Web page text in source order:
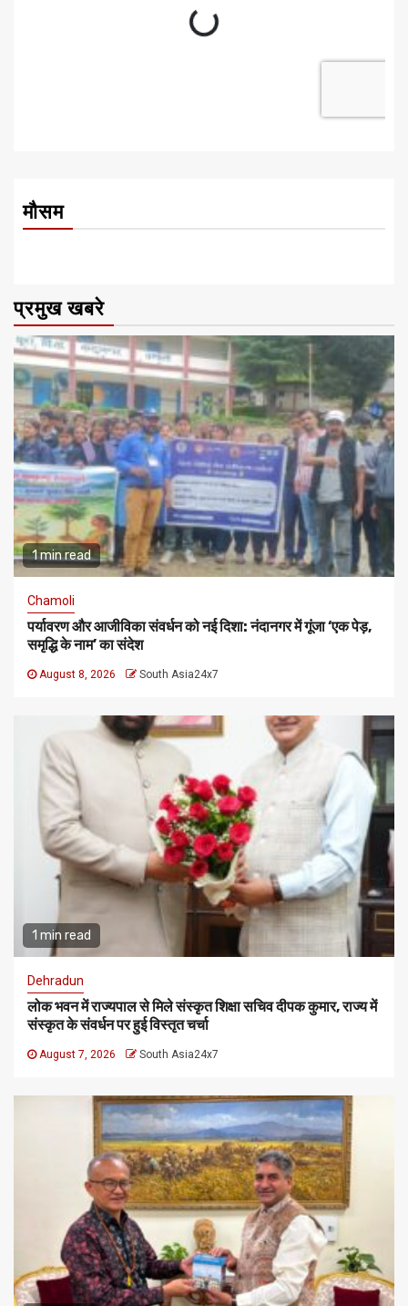
मौसम
प्रमुख खबरे
1 min read
Chamoli
पर्यावरण और आजीविका संवर्धन को नई दिशा: नंदानगर में गूंजा ‘एक पेड़,
समृद्धि के नाम’ का संदेश
August 8, 2026 South Asia24x7
1 min read
Dehradun
लोक भवन में राज्यपाल से मिले संस्कृत शिक्षा सचिव दीपक कुमार, राज्य में
संस्कृत के संवर्धन पर हुई विस्तृत चर्चा
August 7, 2026 South Asia24x7